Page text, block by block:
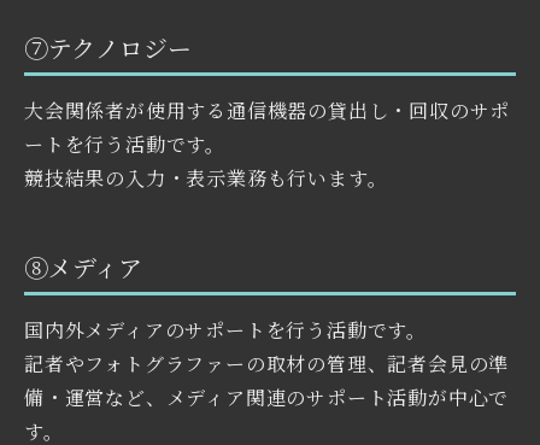
⑦テクノロジー
大会関係者が使用する通信機器の貸出し・回収のサポ
ートを行う活動です。
競技結果の入力・表示業務も行います。
⑧メディア
国内外メディアのサポートを行う活動です。
記者やフォトグラファーの取材の管理、記者会見の準
備・運営など、メディア関連のサポート活動が中心で
す。